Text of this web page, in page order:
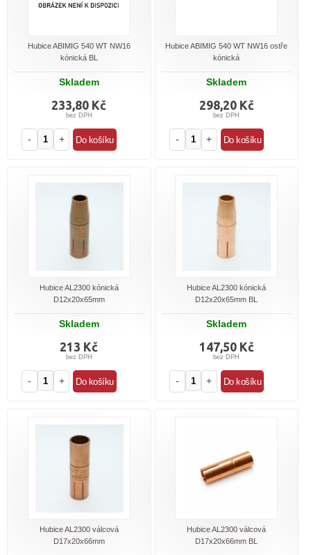
Hubice ABIMIG 540 WT NW16
kónická BL
Skladem
233,80 Kč
bez DPH
- +
Hubice ABIMIG 540 WT NW16 ostře
kónická
Skladem
298,20 Kč
bez DPH
- +
Hubice AL2300 kónická
D12x20x65mm
Skladem
213 Kč
bez DPH
- +
Hubice AL2300 kónická
D12x20x65mm BL
Skladem
147,50 Kč
bez DPH
- +
Hubice AL2300 válcová
D17x20x66mm
Hubice AL2300 válcová
D17x20x66mm BL